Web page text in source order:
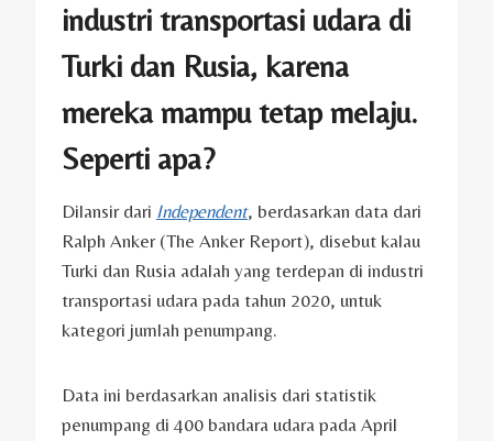
industri transportasi udara di
Turki dan Rusia, karena
mereka mampu tetap melaju.
Seperti apa?
Dilansir dari Independent, berdasarkan data dari
Ralph Anker (The Anker Report), disebut kalau
Turki dan Rusia adalah yang terdepan di industri
transportasi udara pada tahun 2020, untuk
kategori jumlah penumpang.
Data ini berdasarkan analisis dari statistik
penumpang di 400 bandara udara pada April